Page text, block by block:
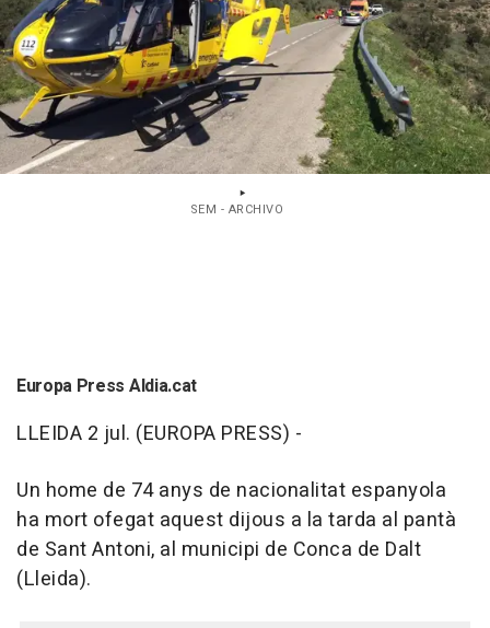
SEM - ARCHIVO
Europa Press Aldia.cat
LLEIDA 2 jul. (EUROPA PRESS) -
Un home de 74 anys de nacionalitat espanyola
ha mort ofegat aquest dijous a la tarda al pantà
de Sant Antoni, al municipi de Conca de Dalt
(Lleida).